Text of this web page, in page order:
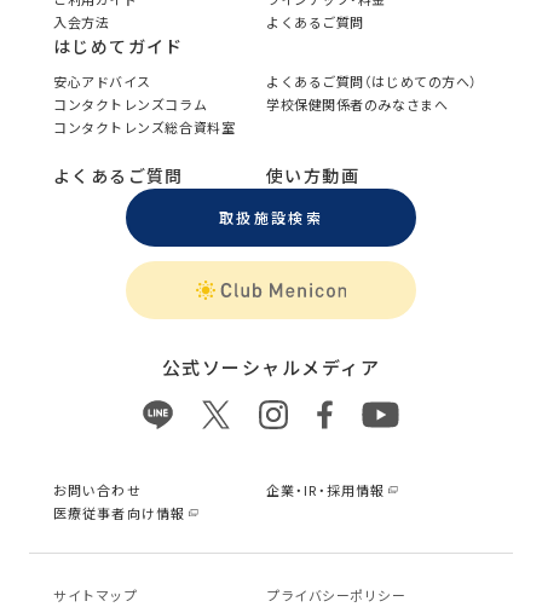
入会方法
よくあるご質問
はじめてガイド
安心アドバイス
よくあるご質問（はじめての方へ）
コンタクトレンズコラム
学校保健関係者のみなさまへ
コンタクトレンズ総合資料室
よくあるご質問 使い方動画
取扱施設検索
公式ソーシャルメディア
お問い合わせ
企業・IR・採用情報
医療従事者向け情報
サイトマップ
プライバシーポリシー